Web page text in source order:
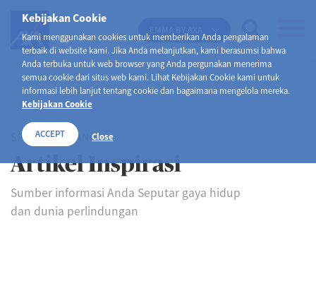
Kebijakan Cookie
Kami menggunakan cookies untuk memberikan Anda pengalaman
terbaik di website kami. Jika Anda melanjutkan, kami berasumsi bahwa
Anda terbuka untuk web browser yang Anda pergunakan menerima
semua cookie dari situs web kami. Lihat Kebijakan Cookie kami untuk
informasi lebih lanjut tentang cookie dan bagaimana mengelola mereka.
Kebijakan Cookie
ACCEPT Close
SELAMAT DATANG DI
Artikel Inspirasi
Sumber informasi Anda Seputar gaya hidup
dan dunia perlindungan